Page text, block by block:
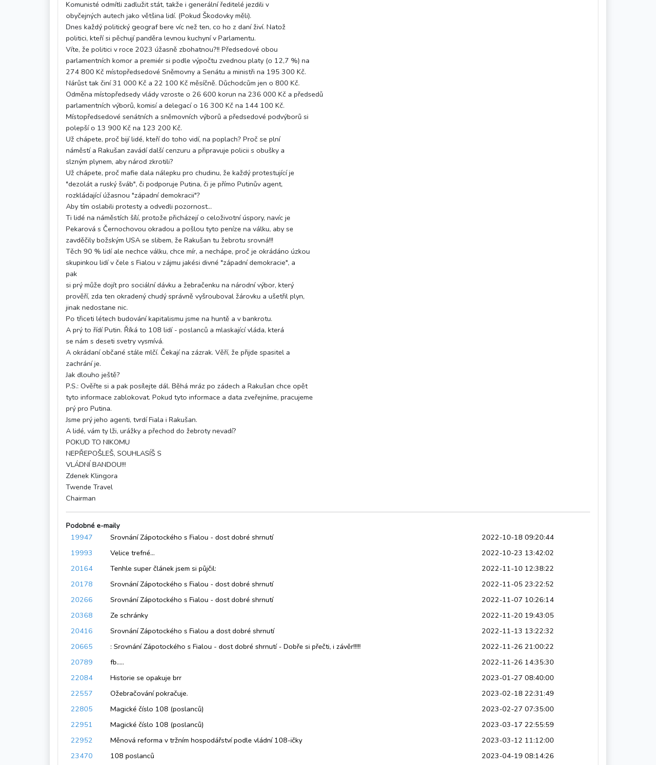
Komunisté odmítli zadlužit stát, takže i generální ředitelé jezdili v
obyčejných autech jako většina lidí. (Pokud Škodovky měli).
Dnes každý politický geograf bere víc než ten, co ho z daní živí. Natož
politici, kteří si pěchují panděra levnou kuchyní v Parlamentu.
Víte, že politici v roce 2023 úžasně zbohatnou?!! Předsedové obou
parlamentních komor a premiér si podle výpočtu zvednou platy (o 12,7 %) na
274 800 Kč místopředsedové Sněmovny a Senátu a ministři na 195 300 Kč.
Nárůst tak činí 31 000 Kč a 22 100 Kč měsíčně. Důchodcům jen o 800 Kč.
Odměna místopředsedy vlády vzroste o 26 600 korun na 236 000 Kč a předsedů
parlamentních výborů, komisí a delegací o 16 300 Kč na 144 100 Kč.
Místopředsedové senátních a sněmovních výborů a předsedové podvýborů si
polepší o 13 900 Kč na 123 200 Kč.
Už chápete, proč bijí lidé, kteří do toho vidí, na poplach? Proč se plní
náměstí a Rakušan zavádí další cenzuru a připravuje policii s obušky a
slzným plynem, aby národ zkrotili?
Už chápete, proč mafie dala nálepku pro chudinu, že každý protestující je
"dezolát a ruský šváb", či podporuje Putina, či je přímo Putinův agent,
rozkládající úžasnou "západní demokracii"?
Aby tím oslabili protesty a odvedli pozornost...
Ti lidé na náměstích šílí, protože přicházejí o celoživotní úspory, navíc je
Pekarová s Černochovou okradou a pošlou tyto peníze na válku, aby se
zavděčily božským USA se slibem, že Rakušan tu žebrotu srovná!!!
Těch 90 % lidí ale nechce válku, chce mír, a nechápe, proč je okrádáno úzkou
skupinkou lidí v čele s Fialou v zájmu jakési divné "západní demokracie", a
pak
si prý může dojít pro sociální dávku a žebračenku na národní výbor, který
prověří, zda ten okradený chudý správně vyšrouboval žárovku a ušetřil plyn,
jinak nedostane nic.
Po třiceti létech budování kapitalismu jsme na huntě a v bankrotu.
A prý to řídí Putin. Říká to 108 lidí - poslanců a mlaskající vláda, která
se nám s deseti svetry vysmívá.
A okrádaní občané stále mlčí. Čekají na zázrak. Věří, že přijde spasitel a
zachrání je.
Jak dlouho ještě?
P.S.: Ověřte si a pak posílejte dál. Běhá mráz po zádech a Rakušan chce opět
tyto informace zablokovat. Pokud tyto informace a data zveřejníme, pracujeme
prý pro Putina.
Jsme prý jeho agenti, tvrdí Fiala i Rakušan.
A lidé, vám ty lži, urážky a přechod do žebroty nevadí?
POKUD TO NIKOMU
NEPŘEPOŠLEŠ, SOUHLASÍŠ S
VLÁDNÍ BANDOU!!!
Zdenek Klingora
Twende Travel
Chairman
Podobné e-maily
19947
Srovnání Zápotockého s Fialou - dost dobré shrnutí
2022-10-18 09:20:44
19993
Velice trefné...
2022-10-23 13:42:02
20164
Tenhle super článek jsem si půjčil:
2022-11-10 12:38:22
20178
Srovnání Zápotockého s Fialou - dost dobré shrnutí
2022-11-05 23:22:52
20266
Srovnání Zápotockého s Fialou - dost dobré shrnutí
2022-11-07 10:26:14
20368
Ze schránky
2022-11-20 19:43:05
20416
Srovnání Zápotockého s Fialou a dost dobré shrnutí
2022-11-13 13:22:32
20665
: Srovnání Zápotockého s Fialou - dost dobré shrnutí - Dobře si přečti, i závěr!!!!!
2022-11-26 21:00:22
20789
fb.....
2022-11-26 14:35:30
22084
Historie se opakuje brr
2023-01-27 08:40:00
22557
Ožebračování pokračuje.
2023-02-18 22:31:49
22805
Magické číslo 108 (poslanců)
2023-02-27 07:35:00
22951
Magické číslo 108 (poslanců)
2023-03-17 22:55:59
22952
Měnová reforma v tržním hospodářství podle vládní 108-ičky
2023-03-12 11:12:00
23470
108 poslanců 2023-04-19 08:14:26